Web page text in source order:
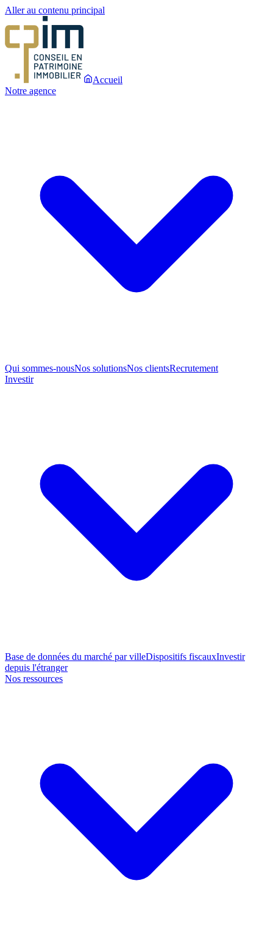
Aller au contenu principal
Accueil
Notre agence
Qui sommes-nousNos solutionsNos clientsRecrutement
Investir
Base de données du marché par villeDispositifs fiscauxInvestir
depuis l'étranger
Nos ressources